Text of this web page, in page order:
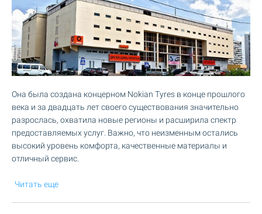
Она была создана концерном Nokian Tyres в конце прошлого
века и за двадцать лет своего существования значительно
разрослась, охватила новые регионы и расширила спектр
предоставляемых услуг. Важно, что неизменным остались
высокий уровень комфорта, качественные материалы и
отличный сервис.
Читать еще